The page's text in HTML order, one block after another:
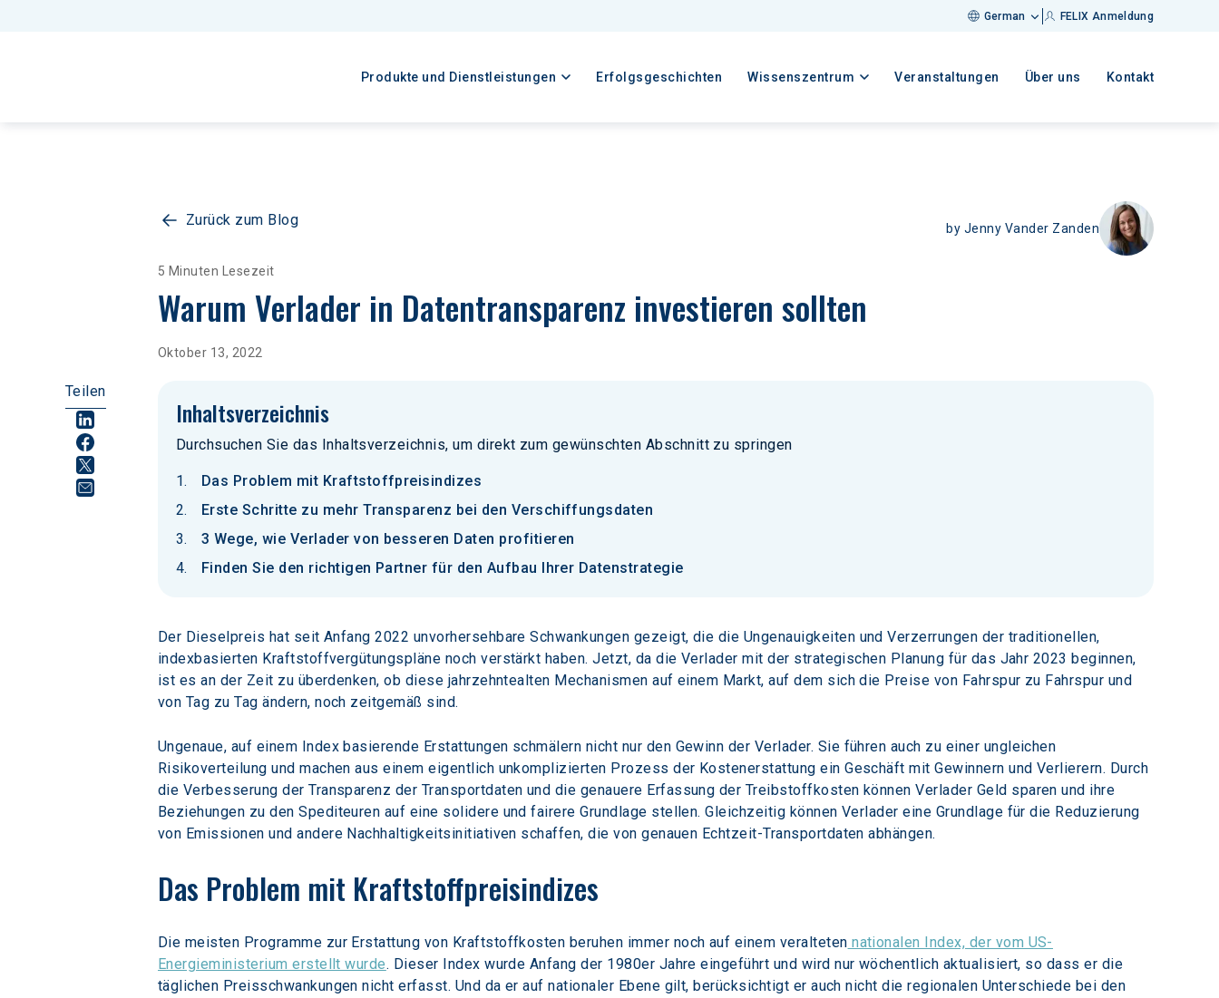
German FELIX Anmeldung
Produkte und Dienstleistungen Erfolgsgeschichten Wissenszentrum Veranstaltungen Über uns Kontakt
Zurück zum Blog by Jenny Vander Zanden
5 Minuten Lesezeit
Warum Verlader in Datentransparenz investieren sollten
Oktober 13, 2022
Teilen
Inhaltsverzeichnis
Durchsuchen Sie das Inhaltsverzeichnis, um direkt zum gewünschten Abschnitt zu springen
Das Problem mit Kraftstoffpreisindizes
Erste Schritte zu mehr Transparenz bei den Verschiffungsdaten
3 Wege, wie Verlader von besseren Daten profitieren
Finden Sie den richtigen Partner für den Aufbau Ihrer Datenstrategie
Der Dieselpreis hat seit Anfang 2022 unvorhersehbare Schwankungen gezeigt, die die Ungenauigkeiten und Verzerrungen der traditionellen,
indexbasierten Kraftstoffvergütungspläne noch verstärkt haben. Jetzt, da die Verlader mit der strategischen Planung für das Jahr 2023 beginnen,
ist es an der Zeit zu überdenken, ob diese jahrzehntealten Mechanismen auf einem Markt, auf dem sich die Preise von Fahrspur zu Fahrspur und
von Tag zu Tag ändern, noch zeitgemäß sind.
Ungenaue, auf einem Index basierende Erstattungen schmälern nicht nur den Gewinn der Verlader. Sie führen auch zu einer ungleichen
Risikoverteilung und machen aus einem eigentlich unkomplizierten Prozess der Kostenerstattung ein Geschäft mit Gewinnern und Verlierern. Durch
die Verbesserung der Transparenz der Transportdaten und die genauere Erfassung der Treibstoffkosten können Verlader Geld sparen und ihre
Beziehungen zu den Spediteuren auf eine solidere und fairere Grundlage stellen. Gleichzeitig können Verlader eine Grundlage für die Reduzierung
von Emissionen und andere Nachhaltigkeitsinitiativen schaffen, die von genauen Echtzeit-Transportdaten abhängen.
Das Problem mit Kraftstoffpreisindizes
Die meisten Programme zur Erstattung von Kraftstoffkosten beruhen immer noch auf einem veralteten nationalen Index, der vom US-
Energieministerium erstellt wurde. Dieser Index wurde Anfang der 1980er Jahre eingeführt und wird nur wöchentlich aktualisiert, so dass er die
täglichen Preisschwankungen nicht erfasst. Und da er auf nationaler Ebene gilt, berücksichtigt er auch nicht die regionalen Unterschiede bei den